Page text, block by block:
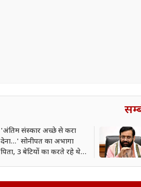
'अंतिम संस्कार अच्छे से करा
देना...' सोनीपत का अभागा
पिता, 3 बेटियों का करते रहे थे